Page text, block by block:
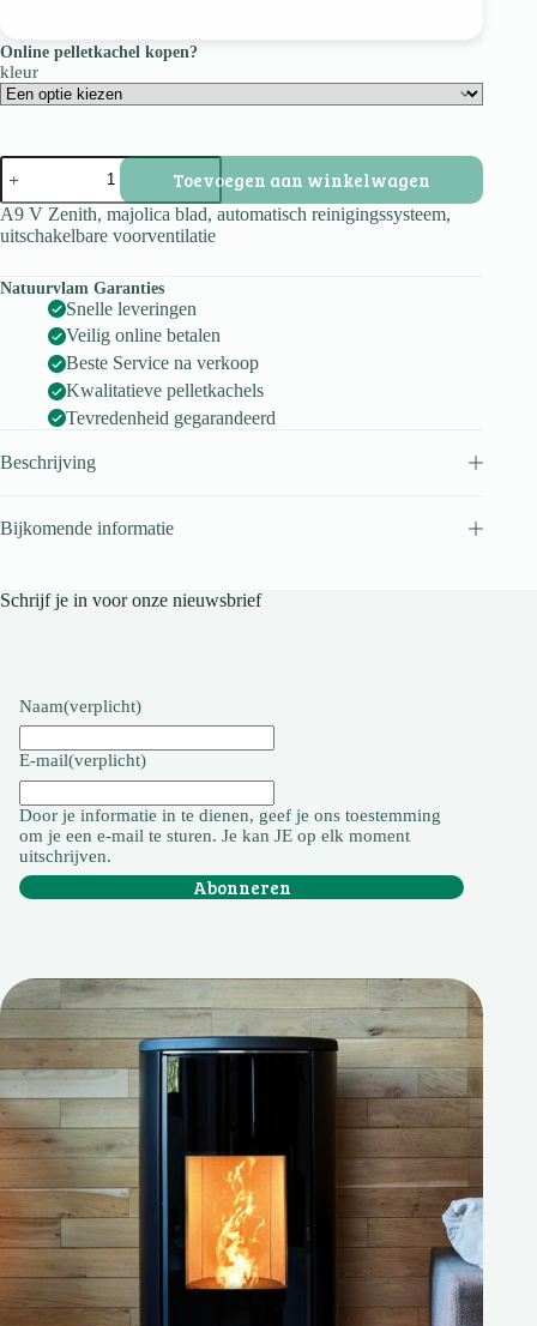
Online pelletkachel kopen?
kleur
A9
V
Zenith
aantal
Toevoegen aan winkelwagen
A9 V Zenith, majolica blad, automatisch reinigingssysteem,
uitschakelbare voorventilatie
Natuurvlam Garanties
Snelle leveringen
Veilig online betalen
Beste Service na verkoop
Kwalitatieve pelletkachels
Tevredenheid gegarandeerd
Beschrijving
Bijkomende informatie
Schrijf je in voor onze nieuwsbrief
Naam(verplicht)
E-mail(verplicht)
Door je informatie in te dienen, geef je ons toestemming
om je een e-mail te sturen. Je kan JE op elk moment
uitschrijven.
Abonneren